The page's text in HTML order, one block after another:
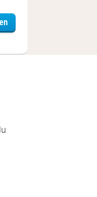
ibis Styles Toulouse Cite